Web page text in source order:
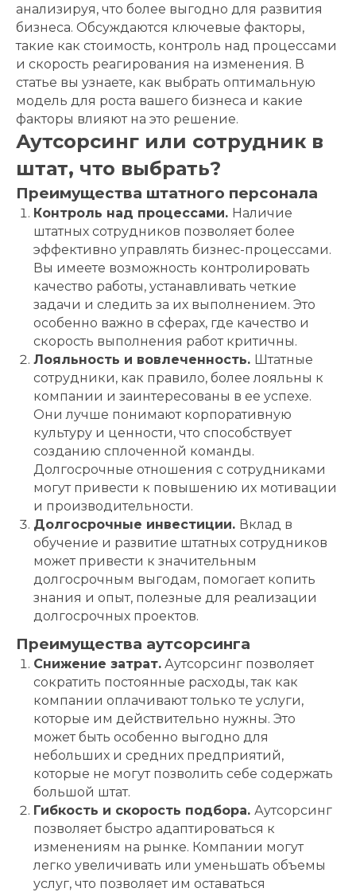
анализируя, что более выгодно для развития
бизнеса. Обсуждаются ключевые факторы,
такие как стоимость, контроль над процессами
и скорость реагирования на изменения. В
статье вы узнаете, как выбрать оптимальную
модель для роста вашего бизнеса и какие
факторы влияют на это решение.
Аутсорсинг или сотрудник в
штат, что выбрать?
Преимущества штатного персонала
Контроль над процессами. Наличие
штатных сотрудников позволяет более
эффективно управлять бизнес-процессами.
Вы имеете возможность контролировать
качество работы, устанавливать четкие
задачи и следить за их выполнением. Это
особенно важно в сферах, где качество и
скорость выполнения работ критичны.
Лояльность и вовлеченность. Штатные
сотрудники, как правило, более лояльны к
компании и заинтересованы в ее успехе.
Они лучше понимают корпоративную
культуру и ценности, что способствует
созданию сплоченной команды.
Долгосрочные отношения с сотрудниками
могут привести к повышению их мотивации
и производительности.
Долгосрочные инвестиции. Вклад в
обучение и развитие штатных сотрудников
может привести к значительным
долгосрочным выгодам, помогает копить
знания и опыт, полезные для реализации
долгосрочных проектов.
Преимущества аутсорсинга
Снижение затрат. Аутсорсинг позволяет
сократить постоянные расходы, так как
компании оплачивают только те услуги,
которые им действительно нужны. Это
может быть особенно выгодно для
небольших и средних предприятий,
которые не могут позволить себе содержать
большой штат.
Гибкость и скорость подбора. Аутсорсинг
позволяет быстро адаптироваться к
изменениям на рынке. Компании могут
легко увеличивать или уменьшать объемы
услуг, что позволяет им оставаться